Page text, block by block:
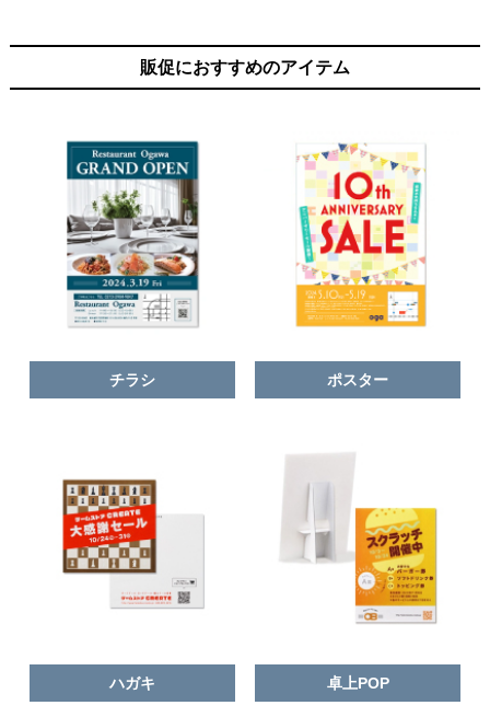
販促におすすめのアイテム
チラシ ポスター
ハガキ 卓上POP